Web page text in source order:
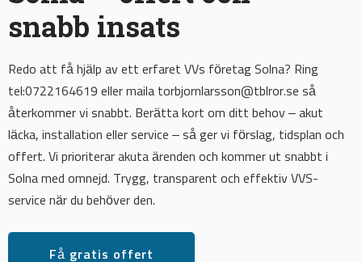
snabb insats
Redo att få hjälp av ett erfaret VVs företag Solna? Ring
tel:0722164619 eller maila torbjornlarsson@tblror.se så
återkommer vi snabbt. Berätta kort om ditt behov – akut
läcka, installation eller service – så ger vi förslag, tidsplan och
offert. Vi prioriterar akuta ärenden och kommer ut snabbt i
Solna med omnejd. Trygg, transparent och effektiv VVS-
service när du behöver den.
Få gratis offert